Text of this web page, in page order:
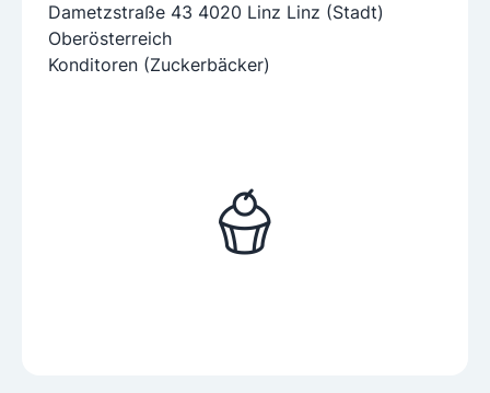
Dametzstraße 43 4020 Linz Linz (Stadt)
Oberösterreich
Konditoren (Zuckerbäcker)